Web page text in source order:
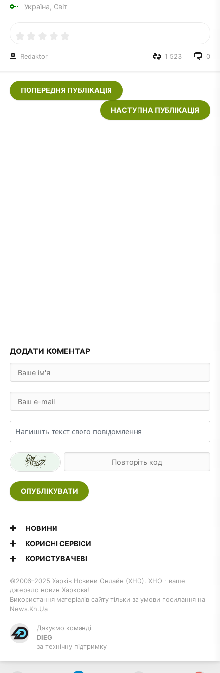
Україна, Світ
Redaktor 0
1 523
ПОПЕРЕДНЯ ПУБЛІКАЦІЯ
НАСТУПНА ПУБЛІКАЦІЯ
ДОДАТИ КОМЕНТАР
ОПУБЛІКУВАТИ
НОВИНИ
КОРИСНІ СЕРВІСИ
КОРИСТУВАЧЕВІ
©2006–2025 Харків Новини Онлайн (ХНО). ХНО - ваше
джерело новин Харкова!
Використання матеріалів сайту тільки за умови посилання на
News.Kh.Ua
Дякуємо команді
DIEG
за технічну підтримку